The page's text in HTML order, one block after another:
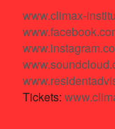
www.climax-
Tickets: